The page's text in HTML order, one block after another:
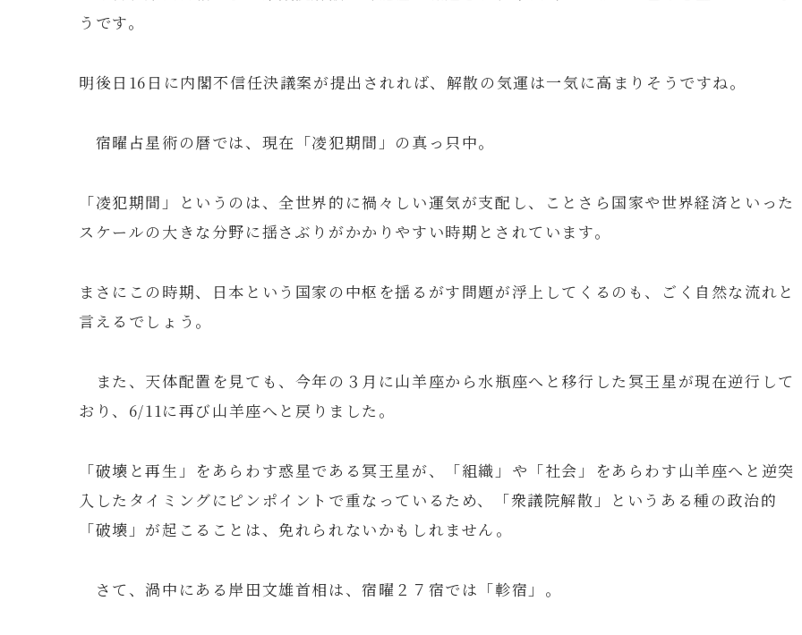
うです。
明後日16日に内閣不信任決議案が提出されれば、解散の気運は一気に高まりそうですね。
宿曜占星術の暦では、現在「凌犯期間」の真っ只中。
「凌犯期間」というのは、全世界的に禍々しい運気が支配し、ことさら国家や世界経済といった
スケールの大きな分野に揺さぶりがかかりやすい時期とされています。
まさにこの時期、日本という国家の中枢を揺るがす問題が浮上してくるのも、ごく自然な流れと
言えるでしょう。
また、天体配置を見ても、今年の３月に山羊座から水瓶座へと移行した冥王星が現在逆行して
おり、6/11に再び山羊座へと戻りました。
「破壊と再生」をあらわす惑星である冥王星が、「組織」や「社会」をあらわす山羊座へと逆突
入したタイミングにピンポイントで重なっているため、「衆議院解散」というある種の政治的
「破壊」が起こることは、免れられないかもしれません。
さて、渦中にある岸田文雄首相は、宿曜２７宿では「軫宿」。